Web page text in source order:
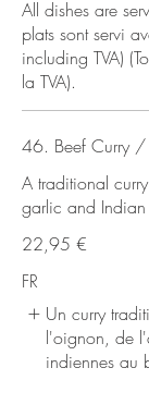
All dishes are
plats sont servi
including TVA)
la TVA).
46. Beef Curry /
A traditional
garlic and
22,95 €
FR
Un curry
l'oignon, de
indiennes au